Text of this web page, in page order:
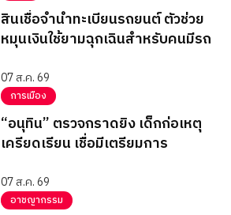
สินเชื่อจำนำทะเบียนรถยนต์ ตัวช่วย
หมุนเงินใช้ยามฉุกเฉินสำหรับคนมีรถ
07 ส.ค. 69
การเมือง
“อนุทิน” ตรวจกราดยิง เด็กก่อเหตุ
เครียดเรียน เชื่อมีเตรียมการ
07 ส.ค. 69
อาชญากรรม